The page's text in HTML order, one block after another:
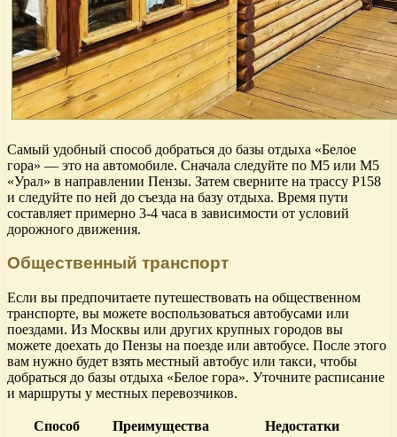
Самый удобный способ добраться до базы отдыха «Белое
гора» — это на автомобиле. Сначала следуйте по М5 или М5
«Урал» в направлении Пензы. Затем сверните на трассу Р158
и следуйте по ней до съезда на базу отдыха. Время пути
составляет примерно 3-4 часа в зависимости от условий
дорожного движения.
Общественный транспорт
Если вы предпочитаете путешествовать на общественном
транспорте, вы можете воспользоваться автобусами или
поездами. Из Москвы или других крупных городов вы
можете доехать до Пензы на поезде или автобусе. После этого
вам нужно будет взять местный автобус или такси, чтобы
добраться до базы отдыха «Белое гора». Уточните расписание
и маршруты у местных перевозчиков.
Способ Преимущества Недостатки